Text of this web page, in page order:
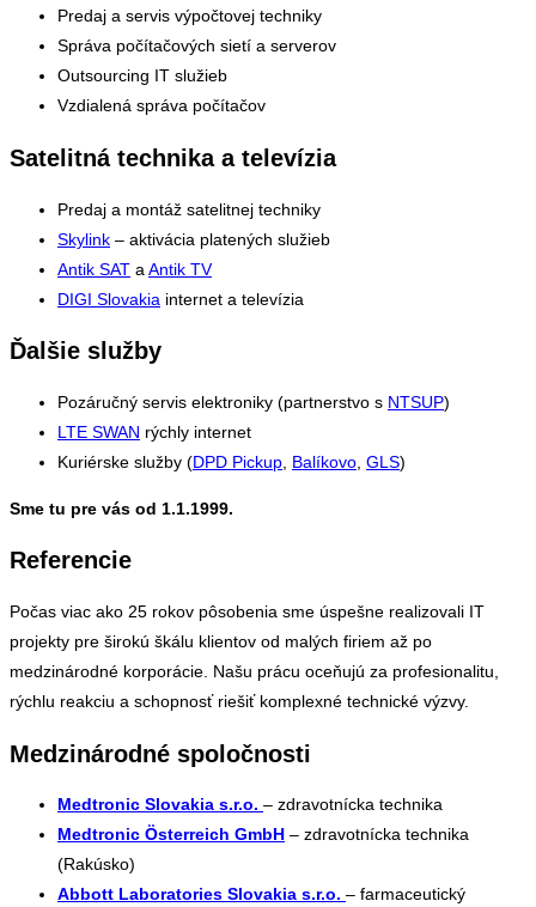
Predaj a servis výpočtovej techniky
Správa počítačových sietí a serverov
Outsourcing IT služieb
Vzdialená správa počítačov
Satelitná technika a televízia
Predaj a montáž satelitnej techniky
Skylink – aktivácia platených služieb
Antik SAT a Antik TV
DIGI Slovakia internet a televízia
Ďalšie služby
Pozáručný servis elektroniky (partnerstvo s NTSUP)
LTE SWAN rýchly internet
Kuriérske služby (DPD Pickup Balíkovo GLS)
Sme tu pre vás od 1.1.1999.
Referencie
Počas viac ako 25 rokov pôsobenia sme úspešne realizovali IT
projekty pre širokú škálu klientov od malých firiem až po
medzinárodné korporácie. Našu prácu oceňujú za profesionalitu,
rýchlu reakciu a schopnosť riešiť komplexné technické výzvy.
Medzinárodné spoločnosti
Medtronic Slovakia s.r.o. – zdravotnícka technika
Medtronic Österreich GmbH – zdravotnícka technika
(Rakúsko)
Abbott Laboratories Slovakia s.r.o. – farmaceutický